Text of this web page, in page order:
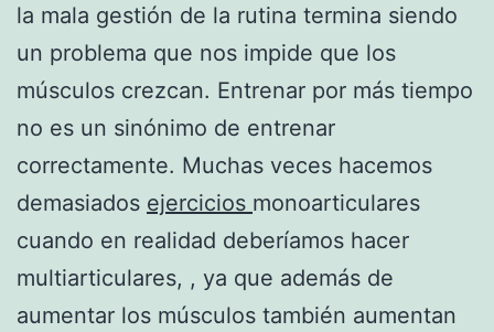
la mala gestión de la rutina termina siendo
un problema que nos impide que los
músculos crezcan. Entrenar por más tiempo
no es un sinónimo de entrenar
correctamente. Muchas veces hacemos
demasiados ejercicios monoarticulares
cuando en realidad deberíamos hacer
multiarticulares, , ya que además de
aumentar los músculos también aumentan